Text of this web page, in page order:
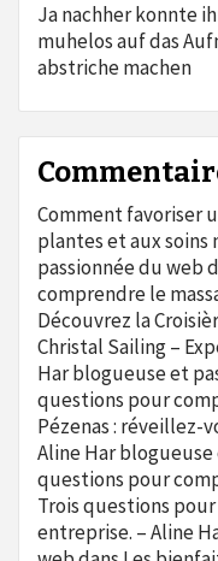
Ja nachher konnte
muhelos auf das
abstriche machen
Comment favoriser
plantes et aux
passionnée du web
comprendre le
Découvrez la
Christal Sailing –
Har blogueuse et
questions pour
Pézenas : réveillez-
Aline Har
questions pour
Trois questions
entreprise. – Aline